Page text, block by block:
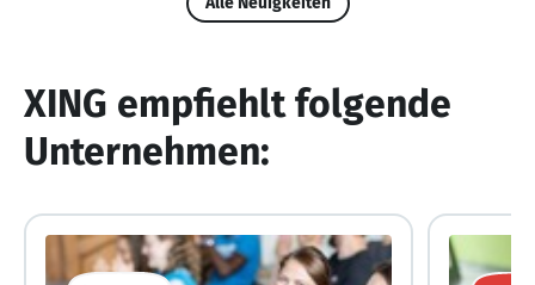
XING empfiehlt folgende
Unternehmen: